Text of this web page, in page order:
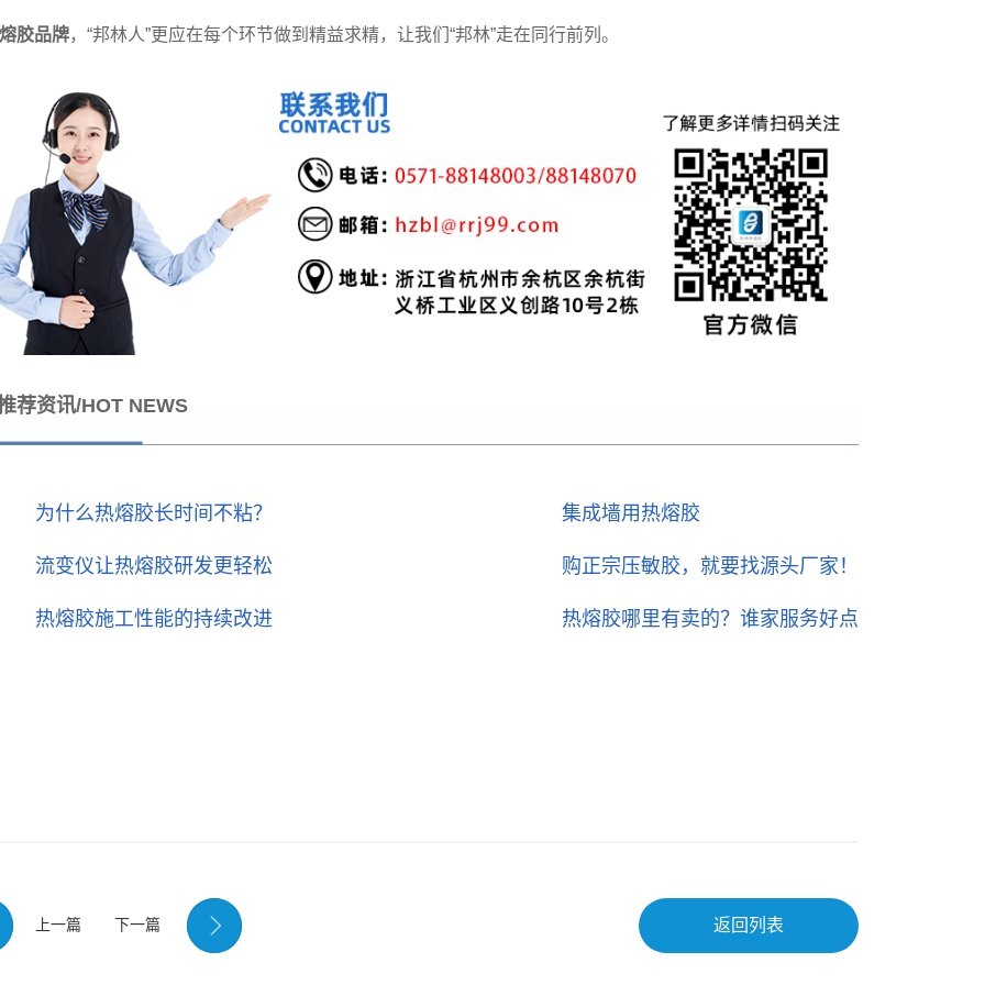
胶品牌，“邦林人”更应在每个环节做到精益求精，让我们“邦林”走在同行前列。
荐资讯/HOT NEWS
为什么热熔胶长时间不粘？
流变仪让热熔胶研发更轻松
热熔胶施工性能的持续改进
集成墙用热熔胶
购正宗压敏胶，就要找源头厂家！
热熔胶哪里有卖的？谁家服务好点
上一篇 下一篇 返回列表